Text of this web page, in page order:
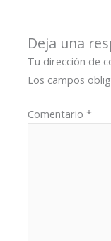
Deja una
Tu dirección de
Los campos
Comentario*